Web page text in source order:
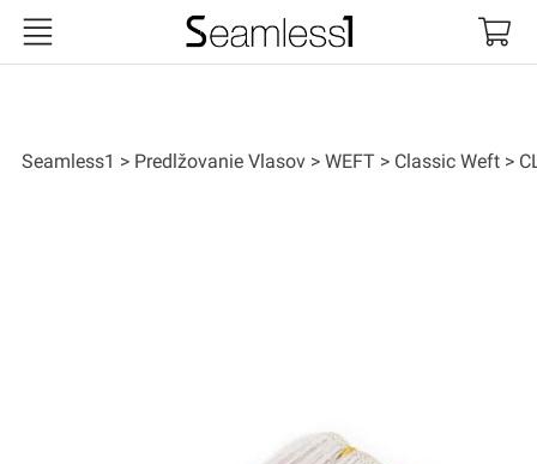
Seamless1 Predlžovanie Vlasov WEFT Classic Weft